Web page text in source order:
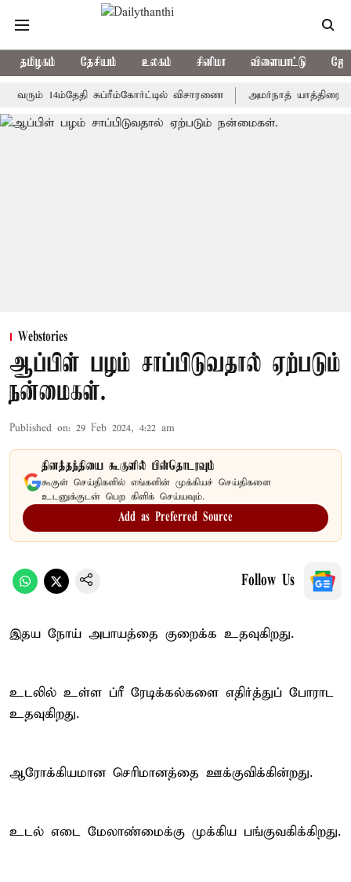
தமிழகம் தேசியம் உலகம் சினிமா விளையாட்டு
14ம்தேதி சுப்ரீம்கோர்ட்டில் விசாரணை அமர்நாத் யாத்திரை
Webstories
ஆப்பிள் பழம் சாப்பிடுவதால் ஏற்படும்
நன்மைகள்.
Published on: 29 Feb 2024, 4:22 am
தினத்தந்தியை கூகுளில் பின்தொடரவும்
கூகுள் செய்திகளில் எங்களின் முக்கியச் செய்திகளை
உடனுக்குடன் பெற கிளிக் செய்யவும்.
Add as Preferred Source
Follow Us
இதய நோய் அபாயத்தை குறைக்க உதவுகிறது.
உடலில் உள்ள ப்ரீ ரேடிக்கல்களை எதிர்த்துப் போராட
உதவுகிறது.
ஆரோக்கியமான செரிமானத்தை ஊக்குவிக்கின்றது.
உடல் எடை மேலாண்மைக்கு முக்கிய பங்குவகிக்கிறது.